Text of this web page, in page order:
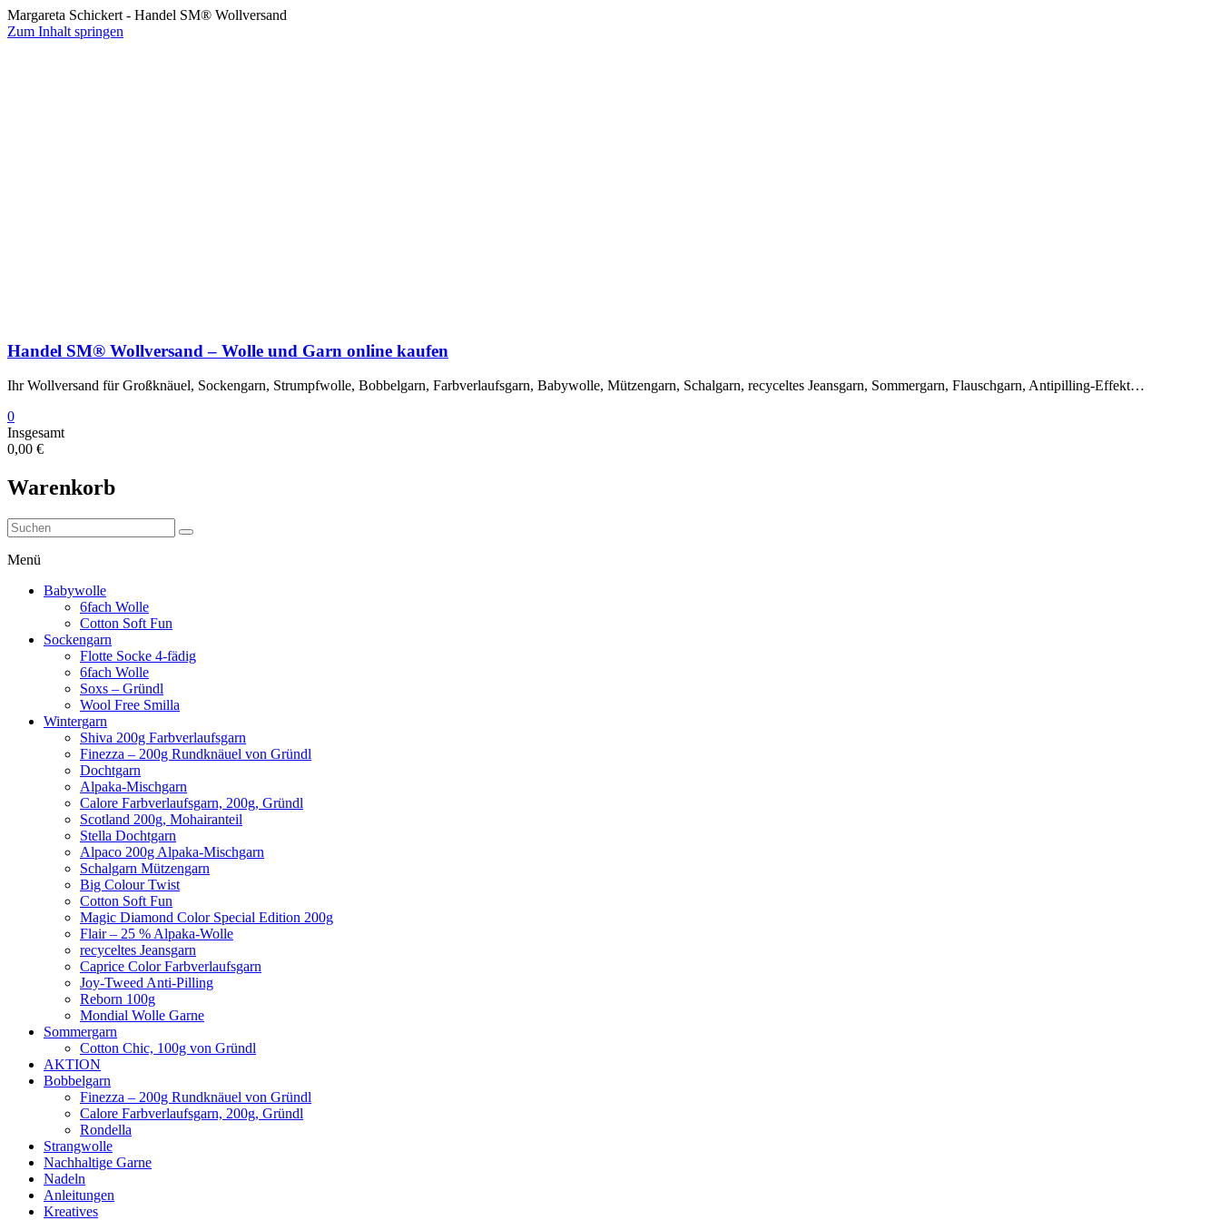
Margareta Schickert - Handel SM® Wollversand
Zum Inhalt springen
Handel SM® Wollversand – Wolle und Garn online kaufen
Ihr Wollversand für Großknäuel, Sockengarn, Strumpfwolle, Bobbelgarn, Farbverlaufsgarn, Babywolle, Mützengarn, Schalgarn, recyceltes Jeansgarn, Sommergarn, Flauschgarn, Antipilling-Effekt…
0
Insgesamt
0,00 €
Warenkorb
Menü
Babywolle
6fach Wolle
Cotton Soft Fun
Sockengarn
Flotte Socke 4-fädig
6fach Wolle
Soxs – Gründl
Wool Free Smilla
Wintergarn
Shiva 200g Farbverlaufsgarn
Finezza – 200g Rundknäuel von Gründl
Dochtgarn
Alpaka-Mischgarn
Calore Farbverlaufsgarn, 200g, Gründl
Scotland 200g, Mohairanteil
Stella Dochtgarn
Alpaco 200g Alpaka-Mischgarn
Schalgarn Mützengarn
Big Colour Twist
Cotton Soft Fun
Magic Diamond Color Special Edition 200g
Flair – 25 % Alpaka-Wolle
recyceltes Jeansgarn
Caprice Color Farbverlaufsgarn
Joy-Tweed Anti-Pilling
Reborn 100g
Mondial Wolle Garne
Sommergarn
Cotton Chic, 100g von Gründl
AKTION
Bobbelgarn
Finezza – 200g Rundknäuel von Gründl
Calore Farbverlaufsgarn, 200g, Gründl
Rondella
Strangwolle
Nachhaltige Garne
Nadeln
Anleitungen
Kreatives